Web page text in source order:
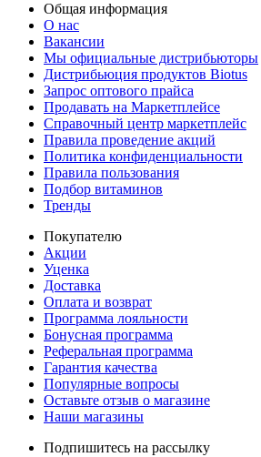
Общая информация
О нас
Вакансии
Мы официальные дистрибьюторы
Дистрибьюция продуктов Biotus
Запрос оптового прайса
Продавать на Маркетплейсе
Справочный центр маркетплейс
Правила проведение акций
Политика конфиденциальности
Правила пользования
Подбор витаминов
Тренды
Покупателю
Акции
Уценка
Доставка
Оплата и возврат
Программа лояльности
Бонусная программа
Реферальная программа
Гарантия качества
Популярные вопросы
Оставьте отзыв о магазине
Наши магазины
Подпишитесь на рассылку